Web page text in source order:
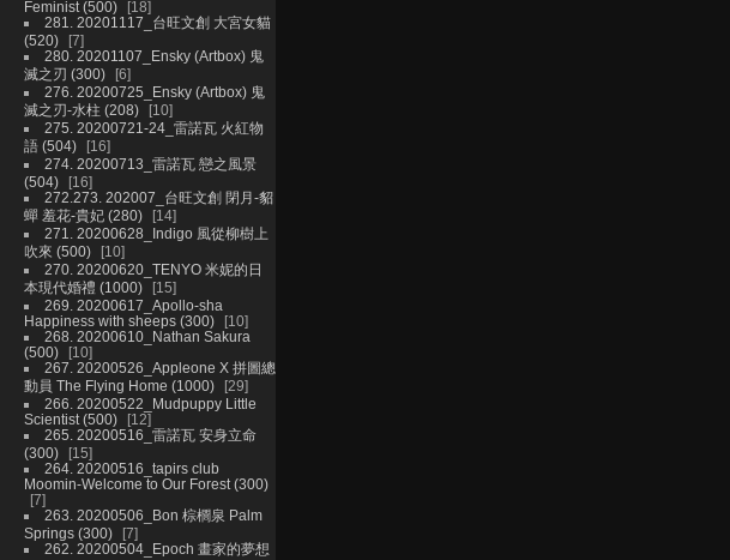
Feminist (500)
18
281. 20201117_台旺文創 大宮女貓
(520)
7
280. 20201107_Ensky (Artbox) 鬼
滅之刃 (300)
6
276. 20200725_Ensky (Artbox) 鬼
滅之刃-水柱 (208)
10
275. 20200721-24_雷諾瓦 火紅物
語 (504)
16
274. 20200713_雷諾瓦 戀之風景
(504)
16
272.273. 202007_台旺文創 閉月-貂
蟬 羞花-貴妃 (280)
14
271. 20200628_Indigo 風從柳樹上
吹來 (500)
10
270. 20200620_TENYO 米妮的日
本現代婚禮 (1000)
15
269. 20200617_Apollo-sha
Happiness with sheeps (300)
10
268. 20200610_Nathan Sakura
(500)
10
267. 20200526_Appleone X 拼圖總
動員 The Flying Home (1000)
29
266. 20200522_Mudpuppy Little
Scientist (500)
12
265. 20200516_雷諾瓦 安身立命
(300)
15
264. 20200516_tapirs club
Moomin-Welcome to Our Forest (300)
7
263. 20200506_Bon 棕櫚泉 Palm
Springs (300)
7
262. 20200504_Epoch 畫家的夢想